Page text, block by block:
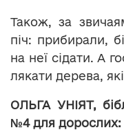
Також, за
піч: прибирали,
на неї сідати. А
лякати дерева,
ОЛЬГА УНІЯТ,
№4 для дорослих: